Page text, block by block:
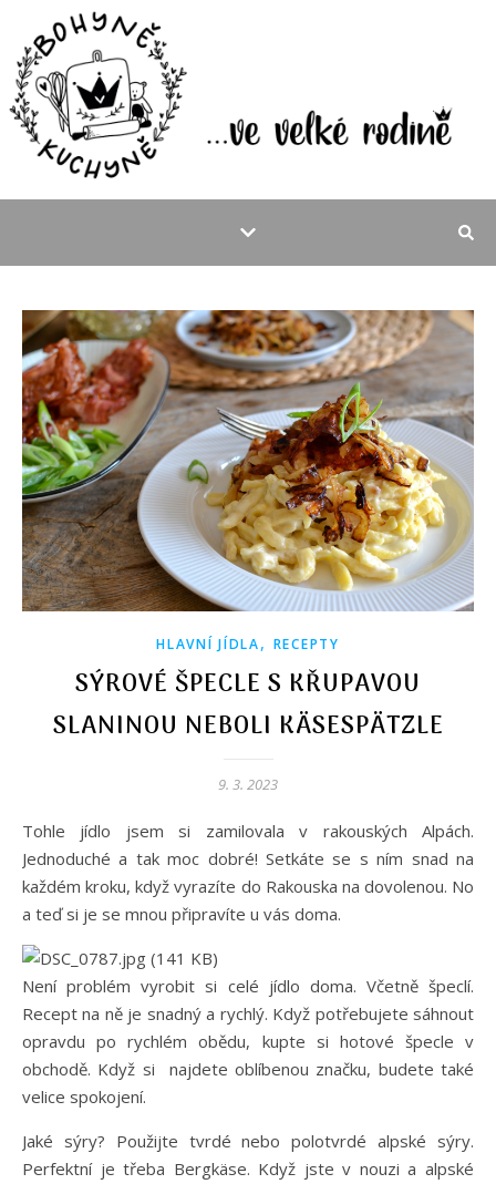
HLAVNÍ JÍDLA, RECEPTY
SÝROVÉ ŠPECLE S KŘUPAVOU
SLANINOU NEBOLI KÄSESPÄTZLE
9. 3. 2023
Tohle jídlo jsem si zamilovala v rakouských Alpách.
Jednoduché a tak moc dobré! Setkáte se s ním snad na
každém kroku, když vyrazíte do Rakouska na dovolenou. No
a teď si je se mnou připravíte u vás doma.
Není problém vyrobit si celé jídlo doma. Včetně špeclí.
Recept na ně je snadný a rychlý. Když potřebujete sáhnout
opravdu po rychlém obědu, kupte si hotové špecle v
obchodě. Když si najdete oblíbenou značku, budete také
velice spokojení.
Jaké sýry? Použijte tvrdé nebo polotvrdé alpské sýry.
Perfektní je třeba Bergkäse. Když jste v nouzi a alpské